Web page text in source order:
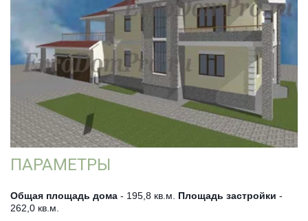
­ПАРАМЕТРЫ­
Общая площадь дома - 195,8 кв.м. Площадь застройки -
262,0 кв.м.